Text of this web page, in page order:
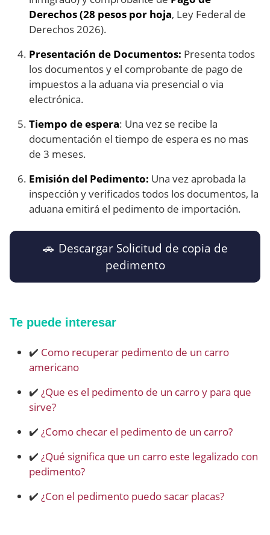
Derechos (28 pesos por hoja, Ley Federal de
Derechos 2026).
Presentación de Documentos: Presenta todos
los documentos y el comprobante de pago de
impuestos a la aduana via presencial o via
electrónica.
Tiempo de espera: Una vez se recibe la
documentación el tiempo de espera es no mas
de 3 meses.
Emisión del Pedimento: Una vez aprobada la
inspección y verificados todos los documentos, la
aduana emitirá el pedimento de importación.
🚗 Descargar Solicitud de copia de
pedimento
Te puede interesar
✔️ Como recuperar pedimento de un carro
americano
✔️ ¿Que es el pedimento de un carro y para que
sirve?
✔️ ¿Como checar el pedimento de un carro?
✔️ ¿Qué significa que un carro este legalizado con
pedimento?
✔️ ¿Con el pedimento puedo sacar placas?